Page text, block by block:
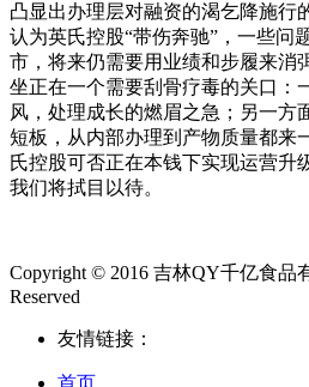
凸显出办理层对融资的渴乞降施行
认为英氏控股“带伤奔驰”，一些问
市，将来仍需要用业绩和步履来消
坐正在一个需要刮骨疗毒的关口：
风，处理成长的燃眉之急；另一方
短板，从内部办理到产物质量都来
氏控股可否正在本钱下实现运营升
我们将拭目以待。
Copyright © 2016 吉林QY千亿食品
Reserved
友情链接：